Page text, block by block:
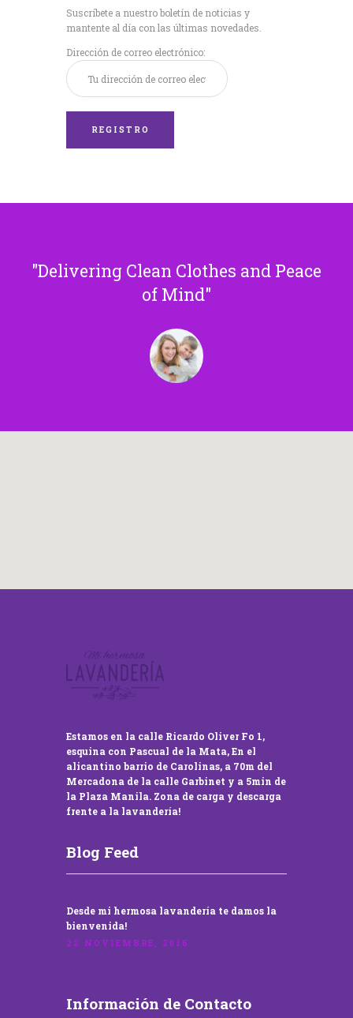
Suscríbete a nuestro boletín de noticias y
mantente al día con las últimas novedades.
Dirección de correo electrónico:
Delivering Clean Clothes and Peace
of Mind
Estamos en la calle Ricardo Oliver Fo 1,
esquina con Pascual de la Mata, En el
alicantino barrio de Carolinas, a 70m del
Mercadona de la calle Garbinet y a 5min de
la Plaza Manila. Zona de carga y descarga
frente a la lavandería!
Blog Feed
Desde mi hermosa lavandería te damos la
bienvenida!
22 NOVIEMBRE, 2016
Información de Contacto